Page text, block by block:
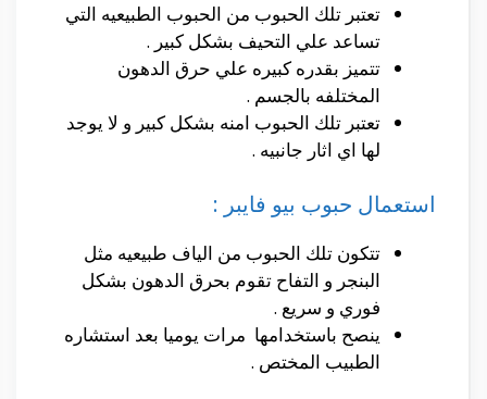
تعتبر تلك الحبوب من الحبوب الطبيعيه التي
تساعد علي التحيف بشكل كبير .
تتميز بقدره كبيره علي حرق الدهون
المختلفه بالجسم .
تعتبر تلك الحبوب امنه بشكل كبير و لا يوجد
لها اي اثار جانبيه .
استعمال حبوب بيو فايبر :
تتكون تلك الحبوب من الياف طبيعيه مثل
البنجر و التفاح تقوم بحرق الدهون بشكل
فوري و سريع .
ينصح باستخدامها مرات يوميا بعد استشاره
الطبيب المختص .